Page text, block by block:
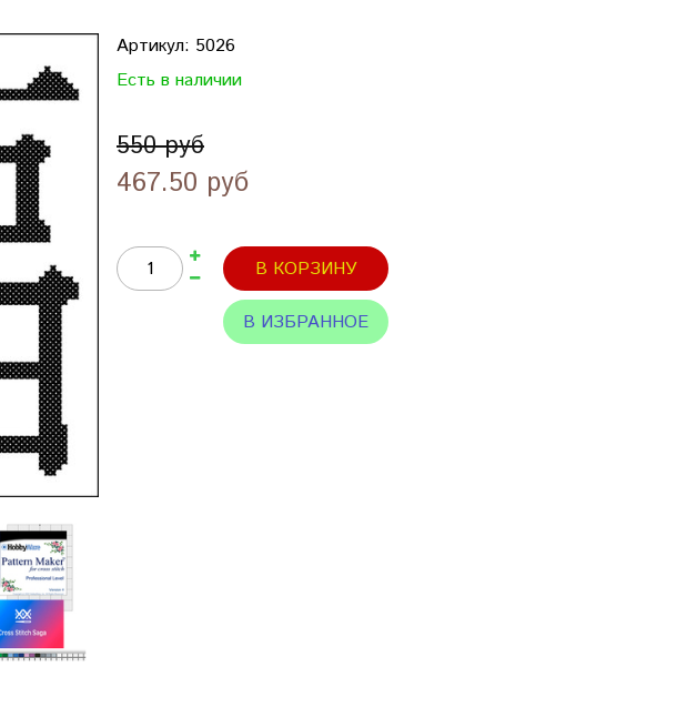
Артикул: 5026
Есть в наличии
550 руб
467.50 руб
В КОРЗИНУ
В ИЗБРАННОЕ